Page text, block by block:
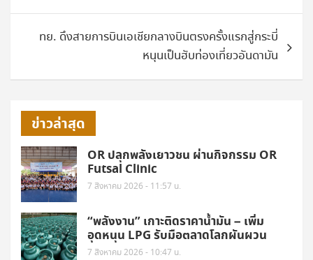
ทย. ดึงสายการบินเอเชียกลางบินตรงครั้งแรกสู่กระบี่
หนุนเป็นฮับท่องเที่ยวอันดามัน
ข่าวล่าสุด
OR ปลุกพลังเยาวชน ผ่านกิจกรรม OR
Futsal Clinic
7 สิงหาคม 2026 - 11:57 น.
“พลังงาน” เกาะติดราคาน้ำมัน – เพิ่ม
อุดหนุน LPG รับมือตลาดโลกผันผวน
7 สิงหาคม 2026 - 10:47 น.